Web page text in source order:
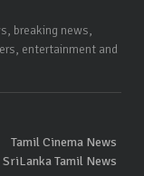
breaking news,
entertainment and
Tamil Cinema News
SriLanka Tamil News